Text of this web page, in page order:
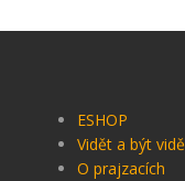
ESHOP
Vidět a být
O prajzacích